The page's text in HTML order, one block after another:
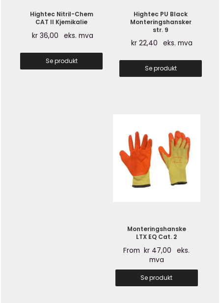
Hightec Nitril-Chem
CAT II Kjemikalie
kr36,00 eks. mva
Se produkt
Hightec PU Black
Monteringshansker
str. 9
kr22,40 eks. mva
Se produkt
Monteringshanske
LTX EQ Cat. 2
Fromkr 47,00
eks.
mva
Se produkt